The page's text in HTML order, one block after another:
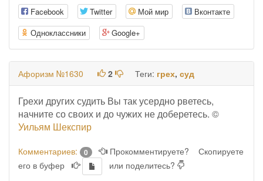
Facebook Twitter Мой мир
Вконтакте
Одноклассники
Google+
Афоризм №1630 2 Теги: грех, суд
Грехи других судить Вы так усердно рветесь,
начните со своих и до чужих не доберетесь. ©
Уильям Шекспир
Комментариев: 0 Прокомментируете?
Скопируете
его в буфер
или поделитесь?